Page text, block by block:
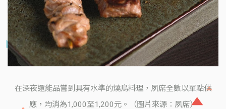
在深夜還能品嘗到具有水準的燒鳥料理，夙席全數以單點供
應，均消為1,000至1,200元。（圖片來源：夙席）